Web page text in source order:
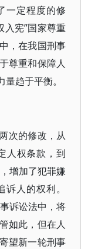
一定程度的修
宪”国家尊重
，在我国刑事
尊重和保障人
趋于平衡。
次的修改，从
人权条款，到
增加了犯罪嫌
人的权利。
诉讼法中，将
如此，但在人
望新一轮刑事